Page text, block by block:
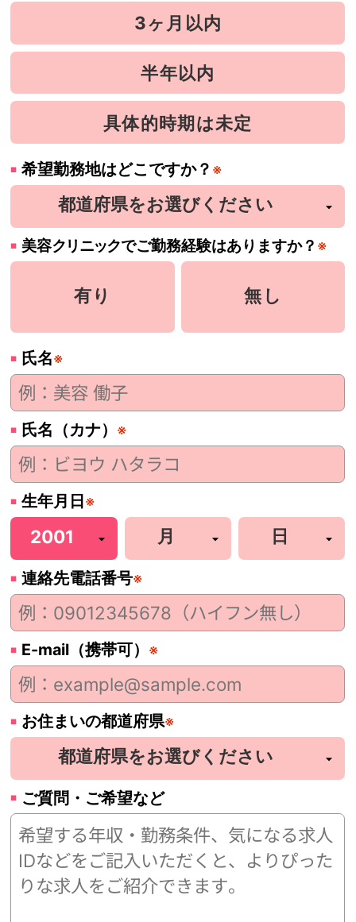
3ヶ月以内
半年以内
具体的時期は未定
希望勤務地はどこですか？ ※
美容クリニックでご勤務経験はありますか？ ※
有り 無し
氏名※
氏名（カナ） ※
生年月日 ※
連絡先電話番号※
E-mail（携帯可） ※
お住まいの都道府県※
ご質問・ご希望など